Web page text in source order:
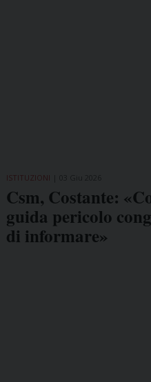
ISTITUZIONI
Csm, Costante:
guida pericolo
di informare»